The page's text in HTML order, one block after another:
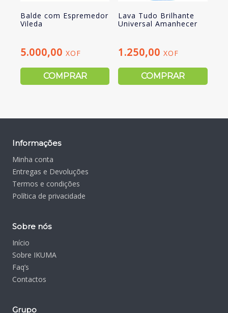
Balde com Espremedor
Vileda
5.000,00 XOF
COMPRAR
Lava Tudo Brilhante
Universal Amanhecer
1.250,00XOF
COMPRAR
Informações
Minha conta
Entregas e Devoluções
Termos e condições
Política de privacidade
Sobre nós
Início
Sobre IKUMA
Faq’s
Contactos
Grupo